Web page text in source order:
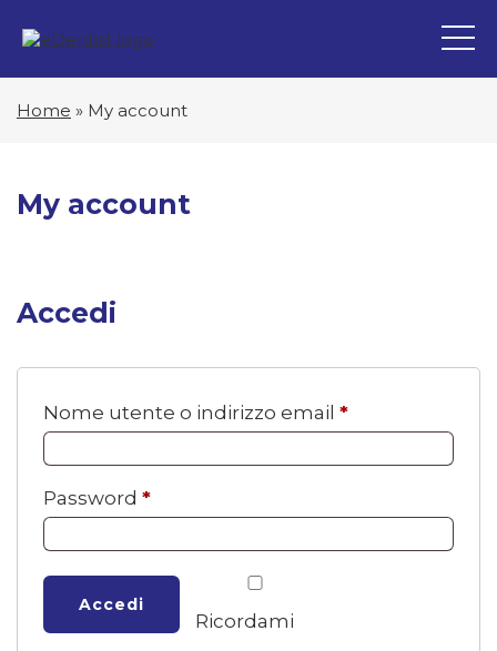
Home » My account
My account
Accedi
Nome utente o indirizzo email *Richiesto
Password *Richiesto
Ricordami
Accedi